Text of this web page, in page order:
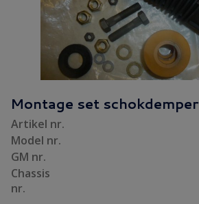
Montage set schokdemper
Artikel nr.
Model nr.
GM nr.
Chassis
nr.